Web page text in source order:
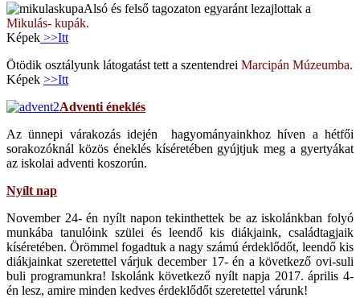
Alsó és felső tagozaton egyaránt lezajlottak a
Mikulás- kupák.
Képek >>Itt
Ötödik osztályunk látogatást tett a szentendrei Marcipán Múzeumba.
Képek >>Itt
Adventi éneklés
Az ünnepi várakozás idején hagyományainkhoz híven a hétfői
sorakozóknál közös éneklés kíséretében gyújtjuk meg a gyertyákat
az iskolai adventi koszorún.
Nyílt nap
November 24- én nyílt napon tekinthettek be az iskolánkban folyó
munkába tanulóink szülei és leendő kis diákjaink, családtagjaik
kíséretében. Örömmel fogadtuk a nagy számú érdeklődőt, leendő kis
diákjainkat szeretettel várjuk december 17- én a következő ovi-suli
buli programunkra! Iskolánk következő nyílt napja 2017. április 4-
én lesz, amire minden kedves érdeklődőt szeretettel várunk!